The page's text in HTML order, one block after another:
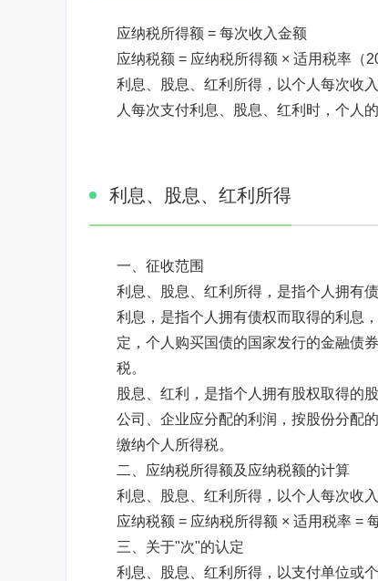
应纳税所得额 = 每次收入金额
应纳税额 = 应纳税所得额 × 适用税率（
利息、股息、红利所得，以个人每次收
人每次支付利息、股息、红利时，个人
利息、股息、红利所得
一、征收范围
利息、股息、红利所得，是指个人拥有
利息，是指个人拥有债权而取得的利息
定，个人购买国债的国家发行的金融债
税。
股息、红利，是指个人拥有股权取得的
公司、企业应分配的利润，按股份分配
缴纳个人所得税。
二、应纳税所得额及应纳税额的计算
利息、股息、红利所得，以个人每次收
应纳税额 = 应纳税所得额 × 适用税率 =
三、关于"次"的认定
利息、股息、红利所得，以支付单位或